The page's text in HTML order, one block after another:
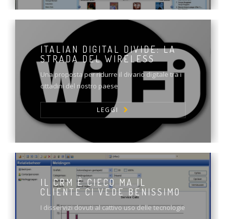
ITALIAN DIGITAL DIVIDE: LA
STRADA DEL WIRELESS
Una proposta per ridurre il divario digitale tra i
cittadini del nostro paese
LEGGI
IL CRM È CIECO MA IL
CLIENTE CI VEDE BENISSIMO
I disservizi dovuti al cattivo uso delle tecnologie